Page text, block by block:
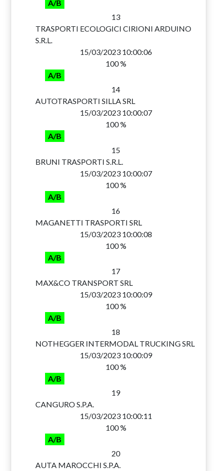
A/B
13
TRASPORTI ECOLOGICI CIRIONI ARDUINO
S.R.L.
15/03/2023 10:00:06
100 %
A/B
14
AUTOTRASPORTI SILLA SRL
15/03/2023 10:00:07
100 %
A/B
15
BRUNI TRASPORTI S.R.L.
15/03/2023 10:00:07
100 %
A/B
16
MAGANETTI TRASPORTI SRL
15/03/2023 10:00:08
100 %
A/B
17
MAX&CO TRANSPORT SRL
15/03/2023 10:00:09
100 %
A/B
18
NOTHEGGER INTERMODAL TRUCKING SRL
15/03/2023 10:00:09
100 %
A/B
19
CANGURO S.P.A.
15/03/2023 10:00:11
100 %
A/B
20
AUTA MAROCCHI S.P.A.